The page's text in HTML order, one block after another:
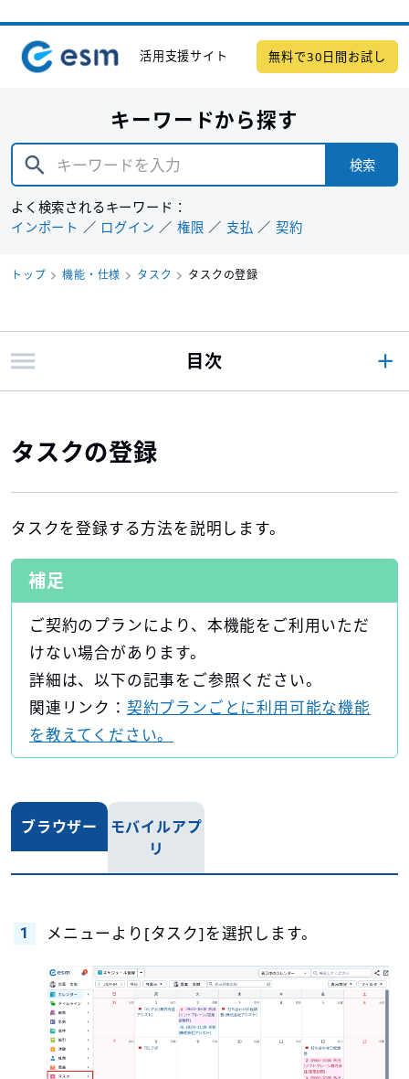
活用支援サイト 無料で30日間お試し
キーワードから探す
検索
よく検索されるキーワード：
インポート
ログイン 権限 支払 契約
トップ 機能・仕様 タスク タスクの登録
タスクの登録
タスクを登録する方法を説明します。
補足
ご契約のプランにより、本機能をご利用いただ
けない場合があります。
詳細は、以下の記事をご参照ください。
関連リンク： 契約プランごとに利用可能な機能
を教えてください。
ブラウザー
モバイルアプ
リ
メニューより[タスク]を選択します。
目次